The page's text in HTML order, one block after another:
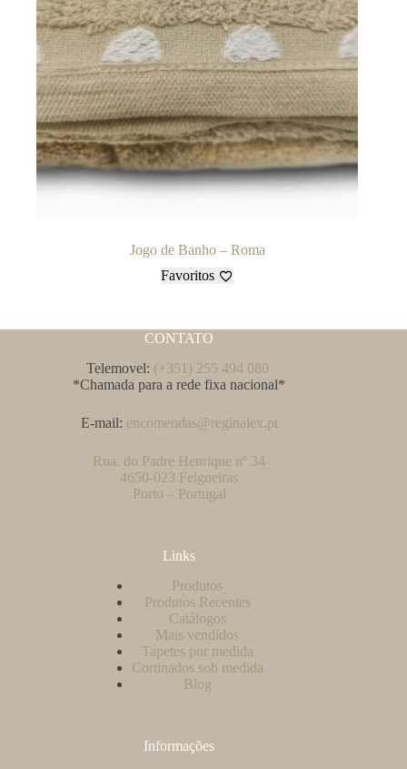
Jogo de Banho – Roma
Favoritos
CONTATO
Telemovel: (+351) 255 494 080
*Chamada para a rede fixa nacional*
E-mail: encomendas@reginalex.pt
Rua. do Padre Henrique nº 34
4650-023 Felgueiras
Porto – Portugal
Links
Produtos
Produtos Recentes
Catálogos
Mais vendidos
Tapetes por medida
Cortinados sob medida
Blog
Informações